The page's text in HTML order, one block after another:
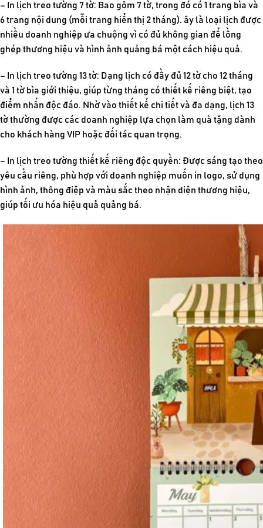
– In lịch treo tường 7 tờ: Bao gồm 7 tờ, trong đó có 1 trang bìa và
6 trang nội dung (mỗi trang hiển thị 2 tháng). ây là loại lịch được
nhiều doanh nghiệp ưa chuộng vì có đủ không gian để lồng
ghép thương hiệu và hình ảnh quảng bá một cách hiệu quả.
– In lịch treo tường 13 tờ: Dạng lịch có đầy đủ 12 tờ cho 12 tháng
và 1 tờ bìa giới thiệu, giúp từng tháng có thiết kế riêng biệt, tạo
điểm nhấn độc đáo. Nhờ vào thiết kế chi tiết và đa dạng, lịch 13
tờ thường được các doanh nghiệp lựa chọn làm quà tặng dành
cho khách hàng VIP hoặc đối tác quan trọng.
– In lịch treo tường thiết kế riêng độc quyền: Được sáng tạo theo
yêu cầu riêng, phù hợp với doanh nghiệp muốn in logo, sử dụng
hình ảnh, thông điệp và màu sắc theo nhận diện thương hiệu,
giúp tối ưu hóa hiệu quả quảng bá.